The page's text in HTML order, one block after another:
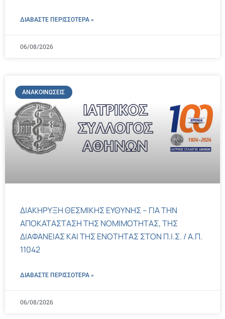
ΔΙΑΒΑΣΤΕ ΠΕΡΙΣΣΌΤΕΡΑ »
06/08/2026
ΑΝΑΚΟΙΝΏΣΕΙΣ
ΔΙΑΚΗΡΥΞΗ ΘΕΣΜΙΚΗΣ ΕΥΘΥΝΗΣ – ΓΙΑ ΤΗΝ
ΑΠΟΚΑΤΑΣΤΑΣΗ ΤΗΣ ΝΟΜΙΜΟΤΗΤΑΣ, ΤΗΣ
ΔΙΑΦΑΝΕΙΑΣ ΚΑΙ ΤΗΣ ΕΝΟΤΗΤΑΣ ΣΤΟΝ Π.Ι.Σ. / Α.Π.
11042
ΔΙΑΒΑΣΤΕ ΠΕΡΙΣΣΌΤΕΡΑ »
06/08/2026